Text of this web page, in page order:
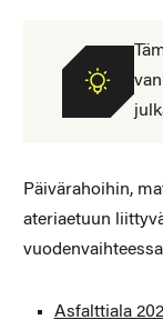
Päivärahoihin,
ateriaetuun
Asfalttiala